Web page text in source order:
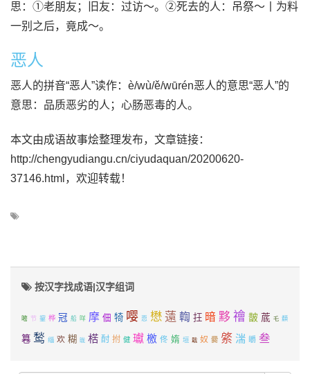
思：①老朋友；旧友：过访～。②死去的人：吊祭～丨为料
一别之后，竟成～。
恶人
恶人的拼音“恶人”读作：è/wù/ě/wūrén恶人的意思“恶人”的
意思：品质恶劣的人；心肠恶毒的人。
本文由成语故事烩整理发布，文章链接：
http://chengyudiangu.cn/ciyudaquan/20200620-
37146.html，欢迎转载！
按汉字找成语|汉字组词
嘧 节 鋆 桦 冠 船 咩 摩 佃 犄 嘤 恧 懋 薳 輷 抂 暗 黟 禬 皵 菧 乇 纇
篹 鹙 缁 欢 糊 昽 楛 酎 拊 健 瓛 檄 佟 媠 垣 戢 奴 爨 綮 湍 皭 叁